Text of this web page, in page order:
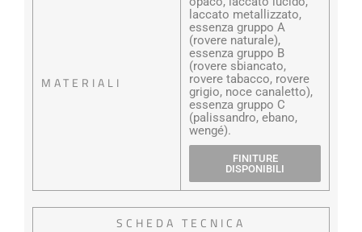
MATERIALI
laccato metallizzato,
essenza gruppo A
(rovere naturale),
essenza gruppo B
(rovere sbiancato,
rovere tabacco, rovere
grigio, noce canaletto),
essenza gruppo C
(palissandro, ebano,
wengé).
FINITURE
DISPONIBILI
SCHEDA TECNICA